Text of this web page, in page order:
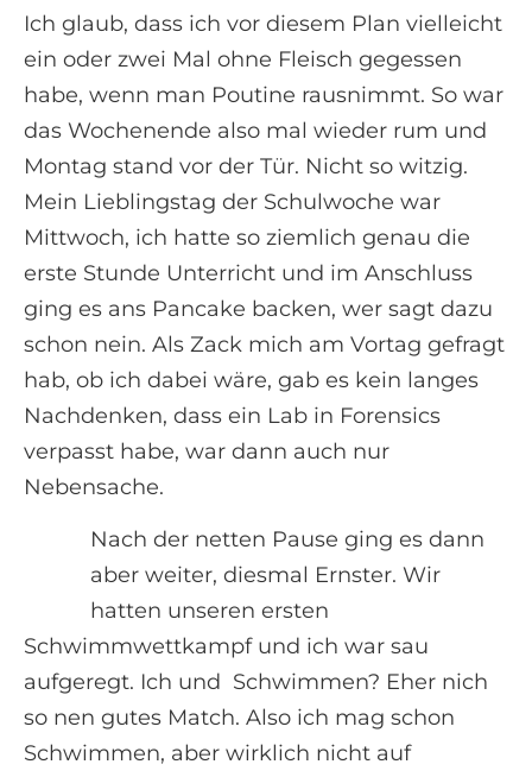
Ich glaub, dass ich vor diesem Plan vielleicht
ein oder zwei Mal ohne Fleisch gegessen
habe, wenn man Poutine rausnimmt. So war
das Wochenende also mal wieder rum und
Montag stand vor der Tür. Nicht so witzig.
Mein Lieblingstag der Schulwoche war
Mittwoch, ich hatte so ziemlich genau die
erste Stunde Unterricht und im Anschluss
ging es ans Pancake backen, wer sagt dazu
schon nein. Als Zack mich am Vortag gefragt
hab, ob ich dabei wäre, gab es kein langes
Nachdenken, dass ein Lab in Forensics
verpasst habe, war dann auch nur
Nebensache.
Nach der netten Pause ging es dann
aber weiter, diesmal Ernster. Wir
hatten unseren ersten
Schwimmwettkampf und ich war sau
aufgeregt. Ich und Schwimmen? Eher nich
so nen gutes Match. Also ich mag schon
Schwimmen, aber wirklich nicht auf